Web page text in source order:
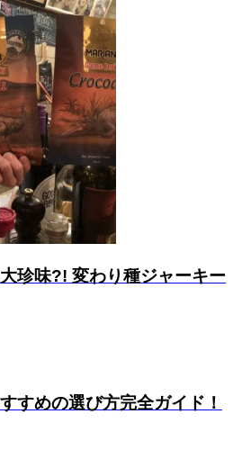
珍味?! 変わり種ジャーキー
すめの選び方完全ガイド！